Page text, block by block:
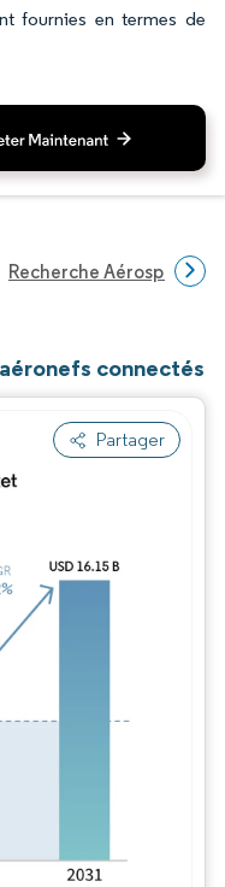
fournies en termes de
Recherche Aérospatiale
connectés
Partager
Mordor Intelligence. La